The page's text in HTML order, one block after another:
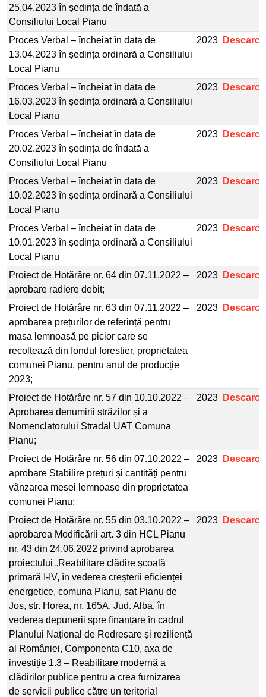
25.04.2023 în ședința de îndată a
Consiliului Local Pianu
Proces Verbal – încheiat în data de
13.04.2023 în ședința ordinară a Consiliului
Local Pianu
2023 Descarcă
Proces Verbal – încheiat în data de
16.03.2023 în ședința ordinară a Consiliului
Local Pianu
2023 Descarcă
Proces Verbal – încheiat în data de
20.02.2023 în ședința de îndată a
Consiliului Local Pianu
2023 Descarcă
Proces Verbal – încheiat în data de
10.02.2023 în ședința ordinară a Consiliului
Local Pianu
2023 Descarcă
Proces Verbal – încheiat în data de
10.01.2023 în ședința ordinară a Consiliului
Local Pianu
2023 Descarcă
Proiect de Hotărâre nr. 64 din 07.11.2022 –
aprobare radiere debit;
2023 Descarcă
Proiect de Hotărâre nr. 63 din 07.11.2022 –
aprobarea prețurilor de referință pentru
masa lemnoasă pe picior care se
recoltează din fondul forestier, proprietatea
comunei Pianu, pentru anul de producție
2023;
2023 Descarcă
Proiect de Hotărâre nr. 57 din 10.10.2022 –
Aprobarea denumirii străzilor și a
Nomenclatorului Stradal UAT Comuna
Pianu;
2023 Descarcă
Proiect de Hotărâre nr. 56 din 07.10.2022 –
aprobare Stabilire prețuri și cantități pentru
vânzarea mesei lemnoase din proprietatea
comunei Pianu;
2023 Descarcă
Proiect de Hotărâre nr. 55 din 03.10.2022 –
aprobarea Modificării art. 3 din HCL Pianu
nr. 43 din 24.06.2022 privind aprobarea
proiectului „Reabilitare clădire școală
primară I-IV, în vederea creșterii eficienței
energetice, comuna Pianu, sat Pianu de
Jos, str. Horea, nr. 165A, Jud. Alba, în
vederea depunerii spre finanțare în cadrul
Planului Național de Redresare și reziliență
al României, Componenta C10, axa de
investiție 1.3 – Reabilitare modernă a
clădirilor publice pentru a crea furnizarea
de servicii publice către un teritorial
2023 Descarcă